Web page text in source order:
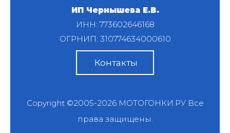
ИП Чернышева Е.В.
ИНН: 773602646168
ОГРНИП: 310774634000610
Контакты
Copyright ©2005-2026 МОТОГОНКИ.РУВсе
права защищены.